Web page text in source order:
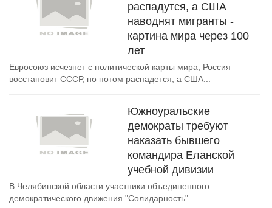
распадутся, а США
наводнят мигранты -
картина мира через 100
лет
Евросоюз исчезнет с политической карты мира, Россия
восстановит СССР, но потом распадется, а США...
Южноуральские
демократы требуют
наказать бывшего
командира Еланской
учебной дивизии
В Челябинской области участники объединенного
демократического движения "Солидарность"...